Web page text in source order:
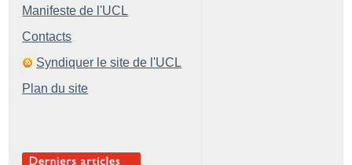
Manifeste de l'UCL
Contacts
Syndiquer le site de l'UCL
Plan du site